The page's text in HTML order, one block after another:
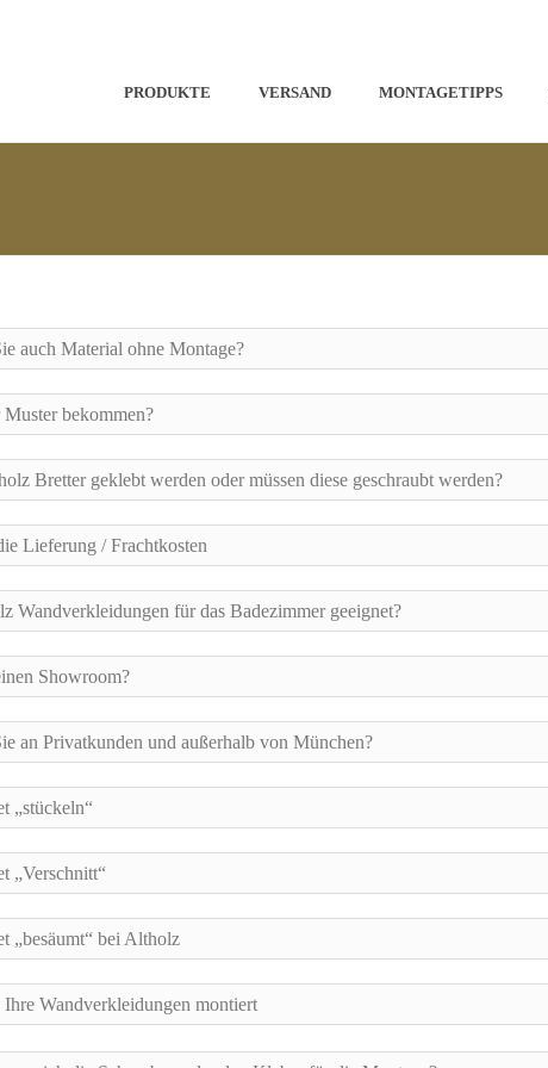
PRODUKTE VERSAND MONTAGETIPPS
auch Material ohne Montage?
bekommen?
Bretter geklebt werden oder müssen diese geschraubt werden?
Lieferung / Frachtkosten
Wandverkleidungen für das Badezimmer geeignet?
Showroom?
an Privatkunden und außerhalb von München?
„stückeln“
„Verschnitt“
„besäumt“ bei Altholz
Wandverkleidungen montiert